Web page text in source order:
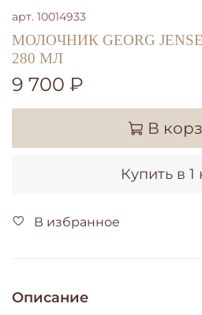
арт. 10014933
МОЛОЧНИК GEORG
280 МЛ
9 700 ₽
В
Купить в 1
В избранное
Описание